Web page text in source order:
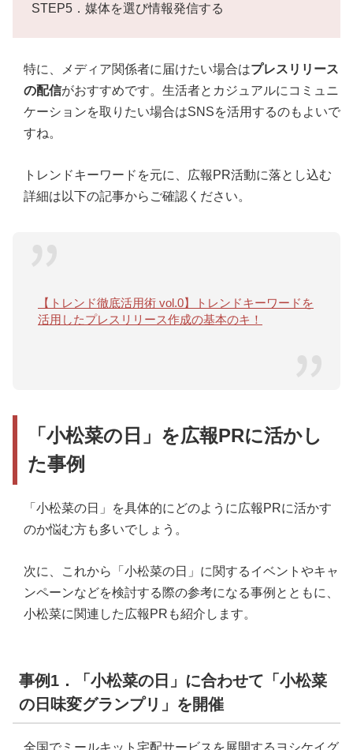
STEP5．媒体を選び情報発信する
特に、メディア関係者に届けたい場合はプレスリリース
の配信がおすすめです。生活者とカジュアルにコミュニ
ケーションを取りたい場合はSNSを活用するのもよいで
すね。
トレンドキーワードを元に、広報PR活動に落とし込む
詳細は以下の記事からご確認ください。
【トレンド徹底活用術 vol.0】トレンドキーワードを
活用したプレスリリース作成の基本のキ！
「小松菜の日」を広報PRに活かし
た事例
「小松菜の日」を具体的にどのように広報PRに活かす
のか悩む方も多いでしょう。
次に、これから「小松菜の日」に関するイベントやキャ
ンペーンなどを検討する際の参考になる事例とともに、
小松菜に関連した広報PRも紹介します。
事例1．「小松菜の日」に合わせて「小松菜
の日味変グランプリ」を開催
全国でミールキット宅配サービスを展開するヨシケイグ